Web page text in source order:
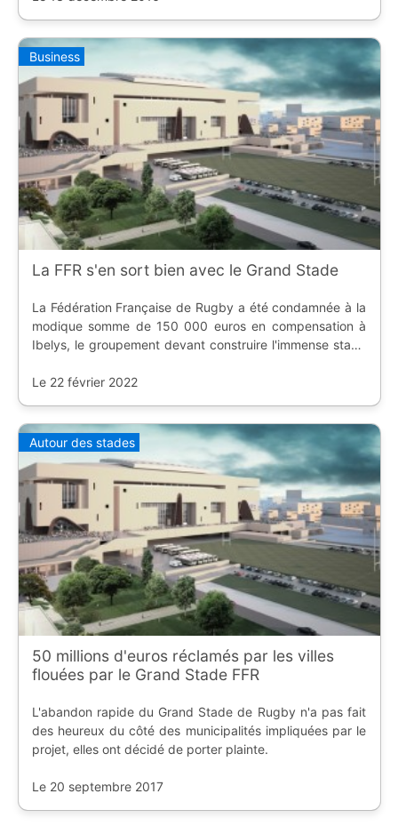
Business
La FFR s'en sort bien avec le Grand Stade
La Fédération Française de Rugby a été condamnée à la
modique somme de 150 000 euros en compensation à
Ibelys, le groupement devant construire l'immense stade
Le 22 février 2022
Autour des stades
50 millions d'euros réclamés par les villes
flouées par le Grand Stade FFR
L'abandon rapide du Grand Stade de Rugby n'a pas fait
des heureux du côté des municipalités impliquées par le
projet, elles ont décidé de porter plainte.
Le 20 septembre 2017